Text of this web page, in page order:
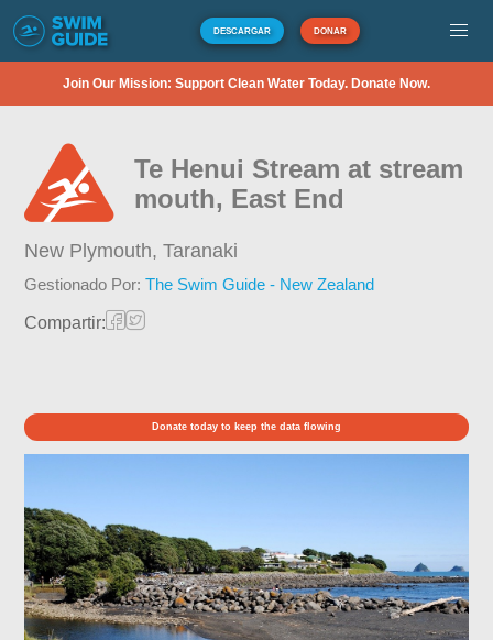
DESCARGAR DONAR
Join Our Mission: Support Clean Water Today. Donate Now.
Te Henui Stream at stream
mouth, East End
New Plymouth,Taranaki
Gestionado Por:The Swim Guide - New Zealand
Compartir:
Donate today to keep the data flowing